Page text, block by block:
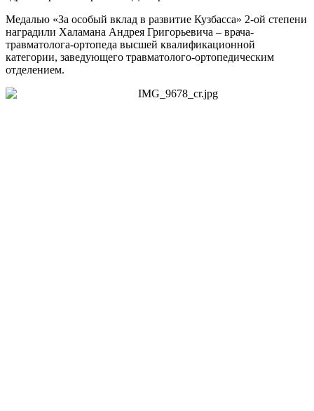
Медалью «За особый вклад в развитие Кузбасса» 2-ой степени
наградили Халамана Андрея Григорьевича – врача-
травматолога-ортопеда высшей квалификационной
категории, заведующего травматолого-ортопедическим
отделением.